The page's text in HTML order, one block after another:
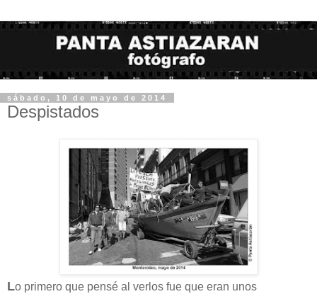
sábado, 10 de mayo de 2014
Despistados
Lo primero que pensé al verlos fue que eran unos